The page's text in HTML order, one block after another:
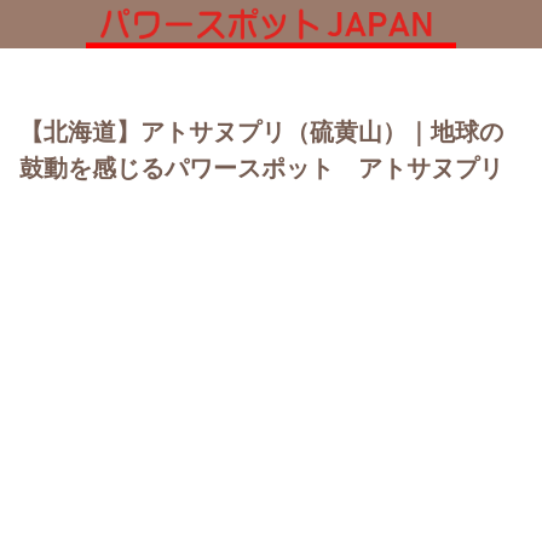
【北海道】アトサヌプリ（硫黄山）｜地球の
鼓動を感じるパワースポット アトサヌプリ